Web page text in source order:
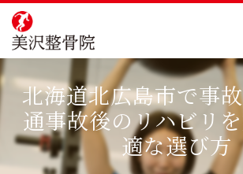
北海道北広島市で事
通事故後のリハビリ
適な選び方